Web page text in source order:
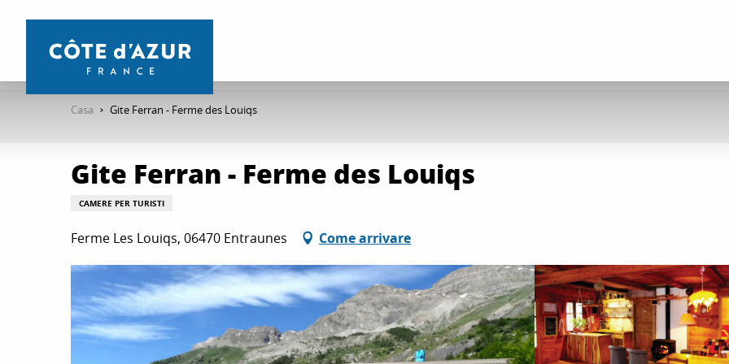
contenu
Casa Gite Ferran - Ferme des Louiqs
Gite Ferran - Ferme des Louiqs
CAMERE PER TURISTI
Ferme Les Louiqs, 06470 Entraunes Come arrivare